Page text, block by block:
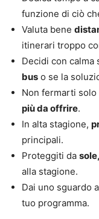
funzione di ciò
Valuta bene
itinerari troppo
Decidi con calma
bus o se la
Non fermarti solo
più da offrire.
In alta stagione,
principali.
Proteggiti da
alla stagione.
Dai uno sguardo a
tuo programma.